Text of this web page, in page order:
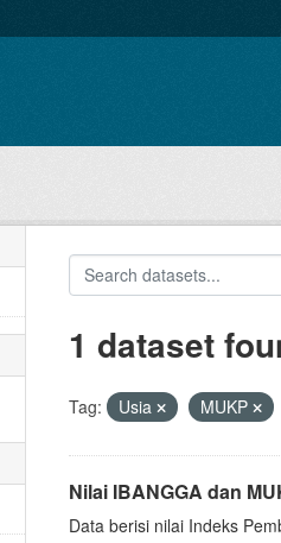
1 dataset
Tag: Usia MUKP
Nilai IBANGGA dan
Data berisi nilai Indeks